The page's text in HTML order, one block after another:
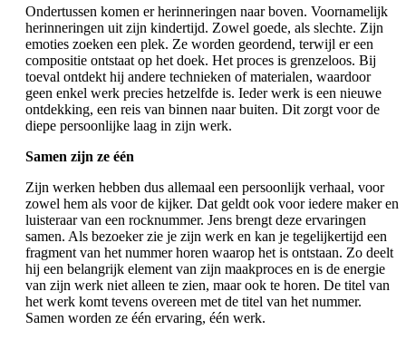
Ondertussen komen er herinneringen naar boven. Voornamelijk
herinneringen uit zijn kindertijd. Zowel goede, als slechte. Zijn
emoties zoeken een plek. Ze worden geordend, terwijl er een
compositie ontstaat op het doek. Het proces is grenzeloos. Bij
toeval ontdekt hij andere technieken of materialen, waardoor
geen enkel werk precies hetzelfde is. Ieder werk is een nieuwe
ontdekking, een reis van binnen naar buiten. Dit zorgt voor de
diepe persoonlijke laag in zijn werk.
Samen zijn ze één
Zijn werken hebben dus allemaal een persoonlijk verhaal, voor
zowel hem als voor de kijker. Dat geldt ook voor iedere maker en
luisteraar van een rocknummer. Jens brengt deze ervaringen
samen. Als bezoeker zie je zijn werk en kan je tegelijkertijd een
fragment van het nummer horen waarop het is ontstaan. Zo deelt
hij een belangrijk element van zijn maakproces en is de energie
van zijn werk niet alleen te zien, maar ook te horen. De titel van
het werk komt tevens overeen met de titel van het nummer.
Samen worden ze één ervaring, één werk.